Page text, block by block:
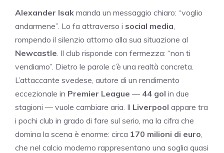
Alexander Isak manda un messaggio chiaro: “voglio
andarmene”. Lo fa attraverso i social media
rompendo il silenzio attorno alla sua situazione al
Newcastle . Il club risponde con fermezza: “non ti
vendiamo”. Dietro le parole c’è una realtà concreta.
L’attaccante svedese, autore di un rendimento
eccezionale in Premier League — 44 gol in due
stagioni — vuole cambiare aria. Il Liverpool appare tra
i pochi club in grado di fare sul serio, ma la cifra che
domina la scena è enorme: circa 170 milioni di euro
che nel calcio moderno rappresentano una soglia quasi